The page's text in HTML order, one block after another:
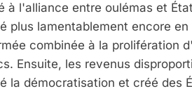
l'alliance entre oulémas et
plus lamentablement encore en
combinée à la prolifération
Ensuite, les revenus
la démocratisation et créé des
Selon Le Rapport